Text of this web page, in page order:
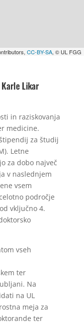
CC-BY-SA, © UL FGG
Likar
in raziskovanja
medicine.
za študij
Letne
za dobo največ
v naslednjem
vsem
področje
vključno 4.
vseh
ter
Na
na UL
meja za
ter